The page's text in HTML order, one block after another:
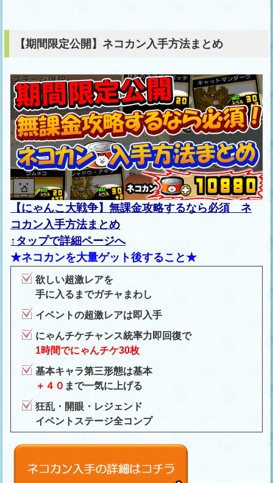
【期間限定公開】ネコカン入手方法まとめ
【にゃんこ大戦争】無課金攻略するなら必須 ネ
コカン入手方法まとめ
↑タップで詳細ページへ
★ネコカンを大量ゲット後すること★
欲しい超激レアを
手に入るまでガチャまわし
イベントの超激レアは即入手
にゃんチケチャンス統率力即回復で
1時間でにゃんチケ30枚
基本キャラ第三形態は基本
＋４０ まで一気に上げる
狂乱・開眼・レジェンド
イベントステージ全コンプ